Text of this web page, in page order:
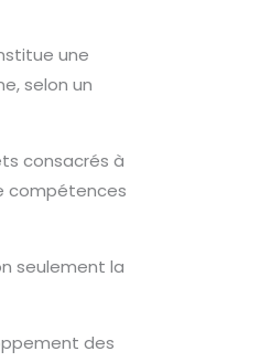
une
selon un
consacrés à
compétences
seulement la
des